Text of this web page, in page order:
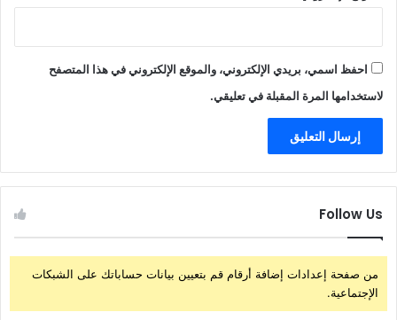
احفظ اسمي، بريدي الإلكتروني، والموقع الإلكتروني في هذا المتصفح
لاستخدامها المرة المقبلة في تعليقي.
Follow Us
من صفحة إعدادات إضافة أرقام قم بتعيين بيانات حساباتك على الشبكات
الإجتماعية.